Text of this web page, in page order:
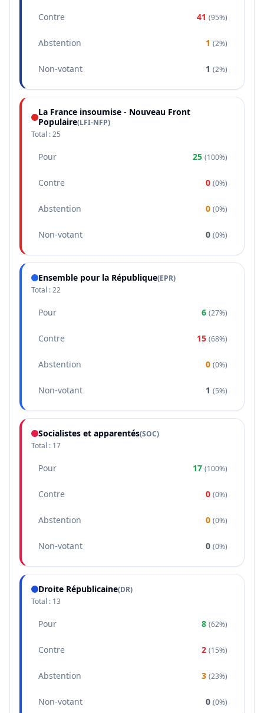
Contre 41 (95%)
Abstention 1 (2%)
Non-votant 1 (2%)
La France insoumise - Nouveau Front
Populaire(LFI-NFP)
Total :25
Pour 25 (100%)
Contre 0 (0%)
Abstention 0 (0%)
Non-votant 0 (0%)
Ensemble pour la République(EPR)
Total :22
Pour 6 (27%)
Contre 15 (68%)
Abstention 0 (0%)
Non-votant 1 (5%)
Socialistes et apparentés(SOC)
Total : 17
Pour 17 (100%)
Contre 0 (0%)
Abstention 0 (0%)
Non-votant 0 (0%)
Droite Républicaine(DR)
Total : 13
Pour 8 (62%)
Contre 2 (15%)
Abstention 3 (23%)
Non-votant 0 (0%)